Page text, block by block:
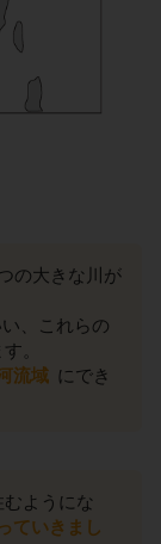
の大きな川が
い、これらの
。
流域 にでき
ようにな
ていきまし